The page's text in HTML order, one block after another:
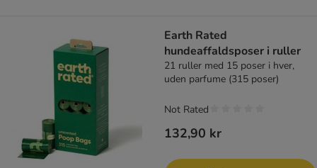
Earth Rated
hundeaffaldsposer i ruller
21 ruller med 15 poser i hver,
uden parfume (315 poser)
132,90 kr
Not Rated